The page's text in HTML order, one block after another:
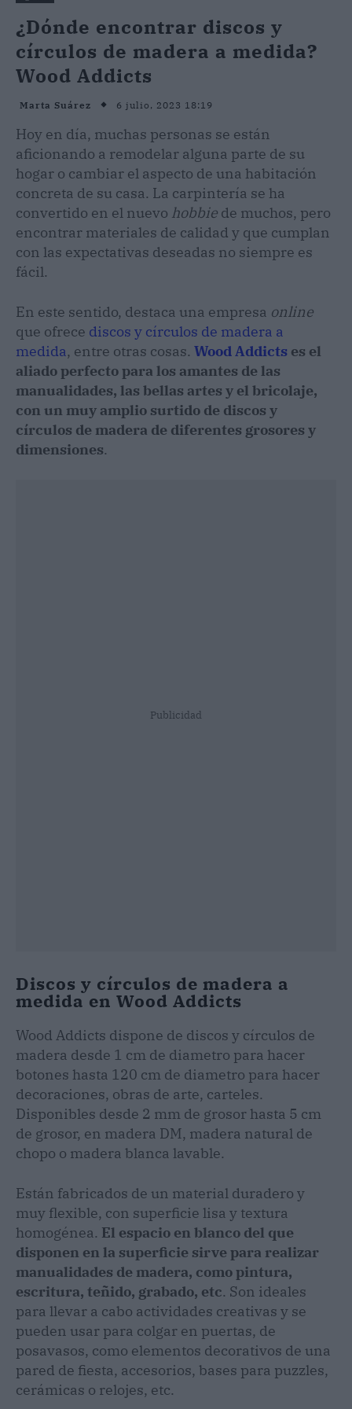
¿Dónde encontrar discos y
círculos de madera a medida?
Wood Addicts
Marta Suárez 6 julio, 2023 18:19
Hoy en día, muchas personas se están
aficionando a remodelar alguna parte de su
hogar o cambiar el aspecto de una habitación
concreta de su casa. La carpintería se ha
convertido en el nuevo hobbie de muchos, pero
encontrar materiales de calidad y que cumplan
con las expectativas deseadas no siempre es
fácil.
En este sentido, destaca una empresa online
que ofrece discos y círculos de madera a
medida, entre otras cosas. Wood Addicts es el
aliado perfecto para los amantes de las
manualidades, las bellas artes y el bricolaje,
con un muy amplio surtido de discos y
círculos de madera de diferentes grosores y
dimensiones.
Publicidad
Discos y círculos de madera a
medida en Wood Addicts
Wood Addicts dispone de discos y círculos de
madera desde 1 cm de diametro para hacer
botones hasta 120 cm de diametro para hacer
decoraciones, obras de arte, carteles.
Disponibles desde 2 mm de grosor hasta 5 cm
de grosor, en madera DM, madera natural de
chopo o madera blanca lavable.
Están fabricados de un material duradero y
muy flexible, con superficie lisa y textura
homogénea. El espacio en blanco del que
disponen en la superficie sirve para realizar
manualidades de madera, como pintura,
escritura, teñido, grabado, etc. Son ideales
para llevar a cabo actividades creativas y se
pueden usar para colgar en puertas, de
posavasos, como elementos decorativos de una
pared de fiesta, accesorios, bases para puzzles,
cerámicas o relojes, etc.